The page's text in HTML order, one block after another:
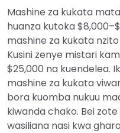
Mashine za kukata
huanza kutoka
mashine za kukata
Kusini zenye mistari
$25,000 na kuendelea.
mashine za kukata
bora kuomba nukuu
kiwanda chako. Bei
wasiliana nasi kwa